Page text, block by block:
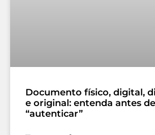
Documento físico, digital,
e original: entenda antes de
“autenticar”